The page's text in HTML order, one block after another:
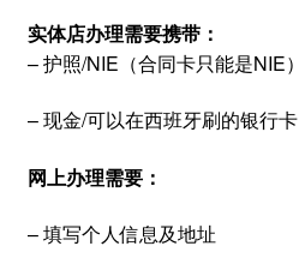
实体店办理需要携带：
– 护照/NIE（合同卡只能是NIE）
– 现金/可以在西班牙刷的银行卡
网上办理需要：
– 填写个人信息及地址